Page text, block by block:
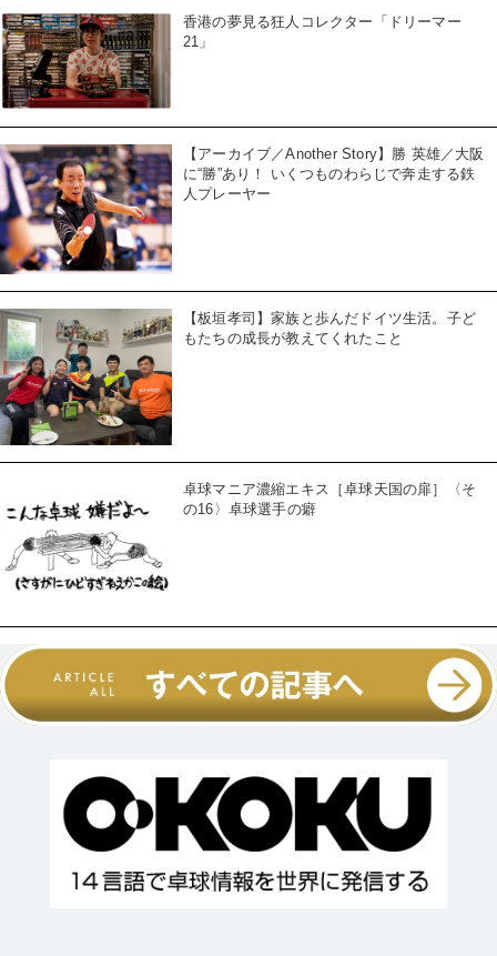
香港の夢見る狂人コレクター「ドリーマー
21」
【アーカイブ／Another Story】勝 英雄／大阪
に“勝”あり！ いくつものわらじで奔走する鉄
人プレーヤー
【板垣孝司】家族と歩んだドイツ生活。子ど
もたちの成長が教えてくれたこと
卓球マニア濃縮エキス［卓球天国の扉］〈そ
の16〉卓球選手の癖